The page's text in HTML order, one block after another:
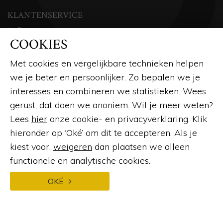
KLANTENSERVICE
Over ons
Openingstijden
Contact
Veelgestelde vragen
Afspraak maken
Brochure aanvragen
Offerte aanvragen
Kennisbank
COOKIES
Met cookies en vergelijkbare technieken helpen
we je beter en persoonlijker. Zo bepalen we je
interesses en combineren we statistieken. Wees
gerust, dat doen we anoniem. Wil je meer weten?
Lees hier onze cookie- en privacyverklaring. Klik
hieronder op ‘Oké’ om dit te accepteren. Als je
kiest voor, weigeren dan plaatsen we alleen
functionele en analytische cookies.
OKÉ